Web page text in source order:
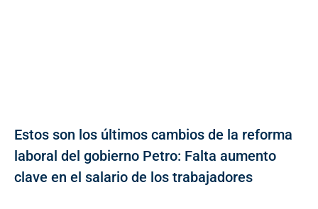
Estos son los últimos cambios de la reforma
laboral del gobierno Petro: Falta aumento
clave en el salario de los trabajadores